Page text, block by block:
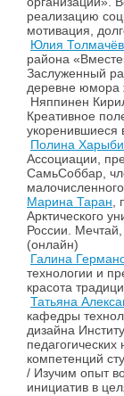
реализацию
мотивация,
Юлия
района
Заслуженный
деревне юмора
Няппинен
Креативное
укоренившиеся
Полина
Ассоциации,
СамьСоббар,
Марина Таран,
Арктического
России.
(онлайн)
Галина
технологии и
красота
Татьяна
кафедры
дизайна
компетенций
/ Изучим опыт
инициатив в